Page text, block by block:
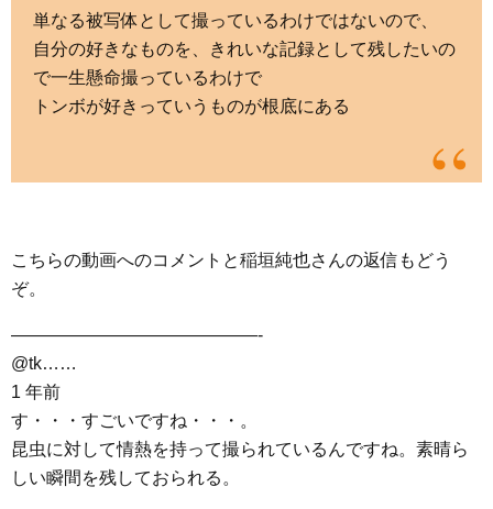
単なる被写体として撮っているわけではないので、
自分の好きなものを、きれいな記録として残したいの
で一生懸命撮っているわけで
トンボが好きっていうものが根底にある
こちらの動画へのコメントと稲垣純也さんの返信もどう
ぞ。
——————————————-
@tk……
1 年前
す・・・すごいですね・・・。
昆虫に対して情熱を持って撮られているんですね。素晴ら
しい瞬間を残しておられる。